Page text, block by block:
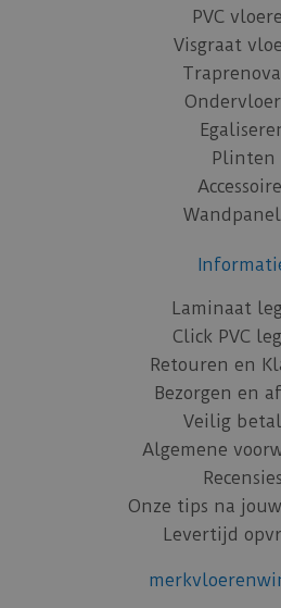
PVC
Visgraat
Plinten
Laminaat
Click PVC
Retouren en
Bezorgen en
Veilig
Algemene
Recensies
Onze tips na
Levertijd